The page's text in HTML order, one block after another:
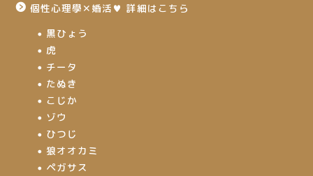
個性心理學✕婚活♥ 詳細はこちら
黒ひょう
虎
チータ
たぬき
こじか
ゾウ
ひつじ
狼オオカミ
ペガサス